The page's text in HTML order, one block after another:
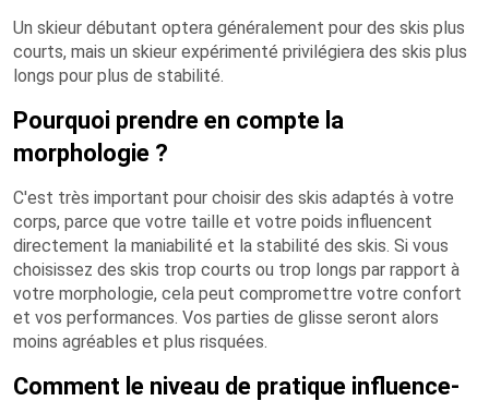
Un skieur débutant optera généralement pour des skis plus
courts, mais un skieur expérimenté privilégiera des skis plus
longs pour plus de stabilité.
Pourquoi prendre en compte la
morphologie ?
C'est très important pour choisir des skis adaptés à votre
corps, parce que votre taille et votre poids influencent
directement la maniabilité et la stabilité des skis. Si vous
choisissez des skis trop courts ou trop longs par rapport à
votre morphologie, cela peut compromettre votre confort
et vos performances. Vos parties de glisse seront alors
moins agréables et plus risquées.
Comment le niveau de pratique influence-